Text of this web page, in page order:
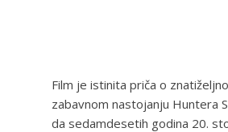
Film je istinita priča o
zabavnom nastojanju Huntera
da sedamdesetih godina 20.